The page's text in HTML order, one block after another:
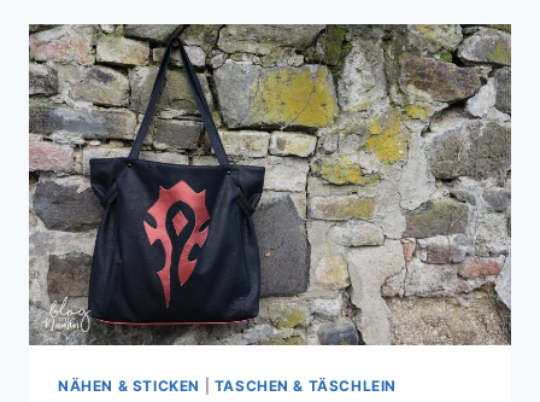
KUNSTLEDER
NÄHEN & STICKEN TASCHEN & TÄSCHLEIN